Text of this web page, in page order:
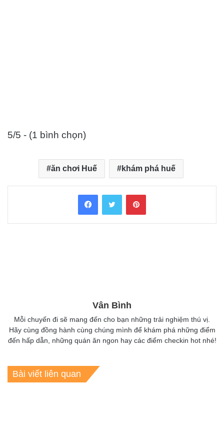
5/5 - (1 bình chọn)
ăn chơi Huế khám phá huế
FacebookTwitter Pinterest
Vân Bình
Mỗi chuyến đi sẽ mang đến cho bạn những trải nghiệm thú vị.
Hãy cùng đồng hành cùng chúng mình để khám phá những điểm
đến hấp dẫn, những quán ăn ngon hay các điểm checkin hot nhé!
Bài viết liên quan